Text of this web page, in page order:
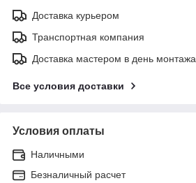
Доставка курьером
Транспортная компания
Доставка мастером в день монтажа
Все условия доставки
Условия оплаты
Наличными
Безналичный расчет